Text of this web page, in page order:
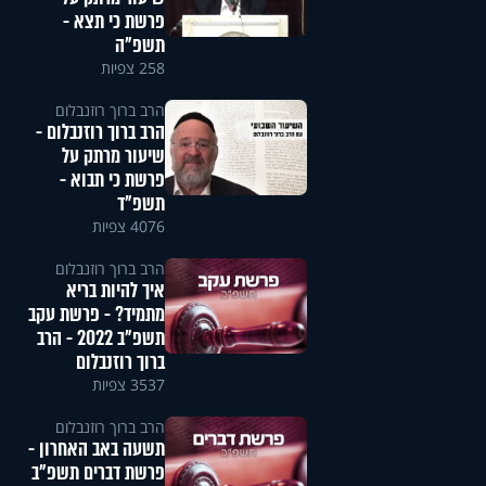
פרשת כי תצא -
תשפ"ה
258 צפיות
הרב ברוך רוזנבלום
הרב ברוך רוזנבלום -
שיעור מרתק על
פרשת כי תבוא -
תשפ"ד
4076 צפיות
הרב ברוך רוזנבלום
איך להיות בריא
מתמיד? - פרשת עקב
תשפ"ב 2022 - הרב
ברוך רוזנבלום
3537 צפיות
הרב ברוך רוזנבלום
תשעה באב האחרון -
פרשת דברים תשפ"ב